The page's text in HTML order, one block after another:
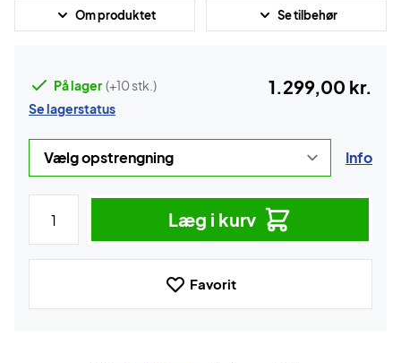
Om produktet Se tilbehør
På lager (+10 stk.)
Se lagerstatus
1.299,00 kr.
Info
Læg i kurv
Favorit